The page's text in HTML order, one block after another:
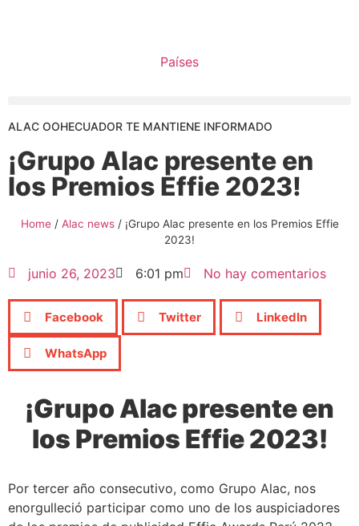
Países
ALAC OOHECUADOR TE MANTIENE INFORMADO
¡Grupo Alac presente en
los Premios Effie 2023!
Home/ Alac news/ ¡Grupo Alac presente en los Premios Effie
2023!
junio 26, 2023 6:01 pm No hay comentarios
Facebook Twitter LinkedIn
WhatsApp
¡Grupo Alac presente en
los Premios Effie 2023!
Por tercer año consecutivo, como Grupo Alac, nos
enorgulleció participar como uno de los auspiciadores